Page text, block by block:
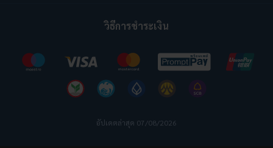
วิธีการชำระเงิน
อัปเดตล่าสุด 07/08/2026